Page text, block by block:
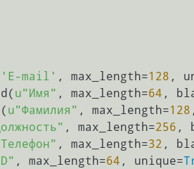
mail' , max_length=128 ,
u"Имя" , max_length=64 ,
u"Фамилия" , max_length=128
, max_length=256 ,
, max_length=32 ,
, max_length=64 , unique=